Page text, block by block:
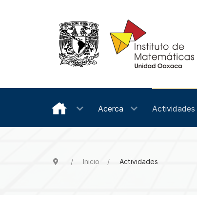
Acerca Actividades
Inicio Actividades